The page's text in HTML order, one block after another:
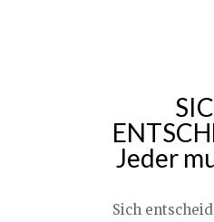
Jeder
Sich